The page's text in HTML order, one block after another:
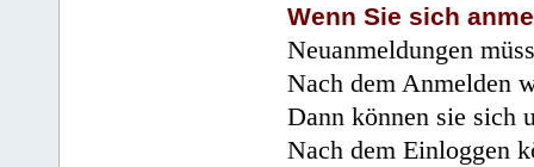
Wenn Sie sich
Neuanmeldungen
Nach dem Anmelden
Dann können sie sich
Nach dem Einloggen